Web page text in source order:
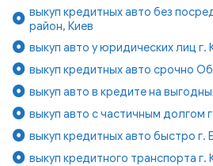
выкуп кредитных авто без
район, Киев
выкуп авто у юридических лиц г.
выкуп кредитных авто срочно
выкуп авто в кредите на
выкуп авто с частичным долгом
выкуп кредитных авто быстро г.
выкуп кредитного транспорта г.